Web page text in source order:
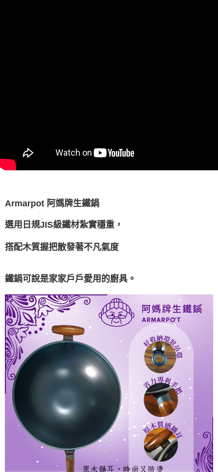
Armarpot 阿媽牌生鐵鍋
選用日規JIS級鐵材紮實穩重，
搭配木質握把散發著不凡氣度
鐵鍋可說是家家戶戶愛用的廚具。